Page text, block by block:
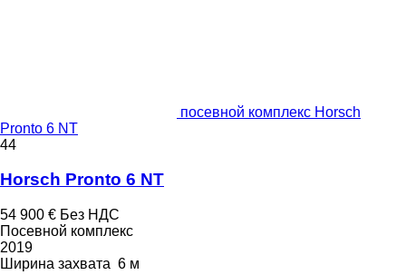
посевной комплекс Horsch
Pronto 6 NT
44
Horsch Pronto 6 NT
54 900 € Без НДС
Посевной комплекс
2019
Ширина захвата 6 м